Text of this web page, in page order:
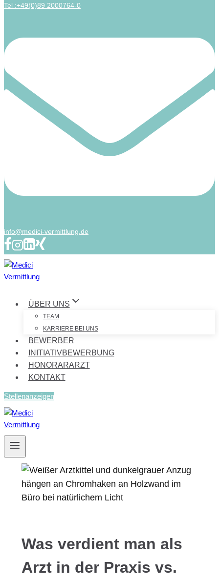
Tel :+49(0)89 2000764-0
info@medici-vermittlung.de
ÜBER UNS
TEAM
KARRIERE BEI UNS
BEWERBER
INITIATIVBEWERBUNG
HONORARARZT
KONTAKT
Stellenanzeigen
Was verdient man als
Arzt in der Praxis vs.